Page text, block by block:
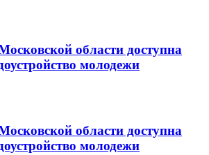
области доступна
молодежи
области доступна
молодежи